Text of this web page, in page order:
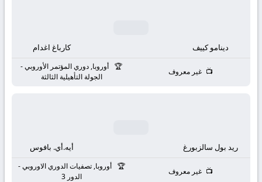
مباريات
مباشر
دينامو كييف كارباغ اغدام
غير معروف
أوروبا, دوري المؤتمر الأوروبي -
الجولة التأهيلية الثالثة
ريد بول سالزبورغ أيه.أي. بافوس
غير معروف
أوروبا, تصفيات الدوري الاوروبي -
الدور 3